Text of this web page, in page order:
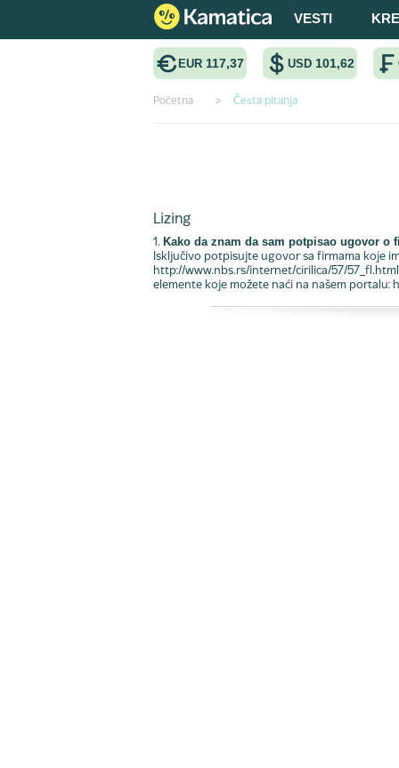
VESTI
EUR 117,37 USD 101,62
Početna > Česta pitanja
Lizing
1. Kako da znam da sam potpisao ugovor
Isključivo potpisujte ugovor sa firmama koje
http://www.nbs.rs/internet/cirilica/57/
elemente koje možete naći na našem